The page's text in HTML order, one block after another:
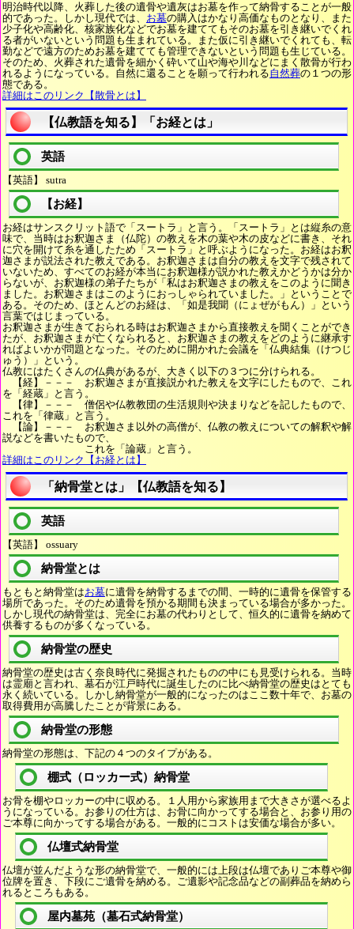
明治時代以降、火葬した後の遺骨や遺灰はお墓を作って納骨することが一般
的であった。しかし現代では、 お墓の購入はかなり高価なものとなり、また
少子化や高齢化、核家族化などでお墓を建ててもそのお墓を引き継いでくれ
る者がいないという問題も生まれている。また仮に引き継いでくれても、転
勤などで遠方のためお墓を建てても管理できないという問題も生じている。
そのため、火葬された遺骨を細かく砕いて山や海や川などにまく散骨が行わ
れるようになっている。自然に還ることを願って行われる自然葬の１つの形
態である。
詳細はこのリンク【散骨とは】
【仏教語を知る】「お経とは」
英語
【英語】 sutra
【お経】
お経はサンスクリット語で「スートラ」と言う。「スートラ」とは縦糸の意
味で、当時はお釈迦さま（仏陀）の教えを木の葉や木の皮などに書き、それ
に穴を開けて糸を通したため「スートラ」と呼ぶようになった。お経はお釈
迦さまが説法された教えである。お釈迦さまは自分の教えを文字で残されて
いないため、すべてのお経が本当にお釈迦様が説かれた教えかどうかは分か
らないが、お釈迦様の弟子たちが「私はお釈迦さまの教えをこのように聞き
ました。お釈迦さまはこのようにおっしゃられていました。」ということで
ある。そのため、ほとんどのお経は、「如是我聞（にょぜがもん）」という
言葉ではじまっている。
お釈迦さまが生きておられる時はお釈迦さまから直接教えを聞くことができ
たが、お釈迦さまが亡くなられると、お釈迦さまの教えをどのように継承す
ればよいかが問題となった。そのために開かれた会議を「仏典結集（けつじ
ゅう）」という。
仏教にはたくさんの仏典があるが、大きく以下の３つに分けられる。
【経】－－－ お釈迦さまが直接説かれた教えを文字にしたもので、これ
を「経蔵」と言う。
【律】－－－ 僧侶や仏教教団の生活規則や決まりなどを記したもので、
これを「律蔵」と言う。
【論】－－－ お釈迦さま以外の高僧が、仏教の教えについての解釈や解
説などを書いたもので、
これを「論蔵」と言う。
詳細はこのリンク【お経とは】
「納骨堂とは」【仏教語を知る】
英語
【英語】 ossuary
納骨堂とは
もともと納骨堂はお墓に遺骨を納骨するまでの間、一時的に遺骨を保管する
場所であった。そのため遺骨を預かる期間も決まっている場合が多かった。
しかし現代の納骨堂は、完全にお墓の代わりとして、恒久的に遺骨を納めて
供養するものが多くなっている。
納骨堂の歴史
納骨堂の歴史は古く奈良時代に発掘されたものの中にも見受けられる。当時
は霊廟と言われ、墓石が江戸時代に誕生したのに比べ納骨堂の歴史はとても
永く続いている。しかし納骨堂が一般的になったのはここ数十年で、お墓の
取得費用が高騰したことが背景にある。
納骨堂の形態
納骨堂の形態は、下記の４つのタイプがある。
棚式（ロッカー式）納骨堂
お骨を棚やロッカーの中に収める。１人用から家族用まで大きさが選べるよ
うになっている。お参りの仕方は、お骨に向かってする場合と、お参り用の
ご本尊に向かってする場合がある。一般的にコストは安価な場合が多い。
仏壇式納骨堂
仏壇が並んだような形の納骨堂で、一般的には上段は仏壇でありご本尊や御
位牌を置き、下段にご遺骨を納める。ご遺影や記念品などの副葬品を納めら
れるところもある。
屋内墓苑（墓石式納骨堂）